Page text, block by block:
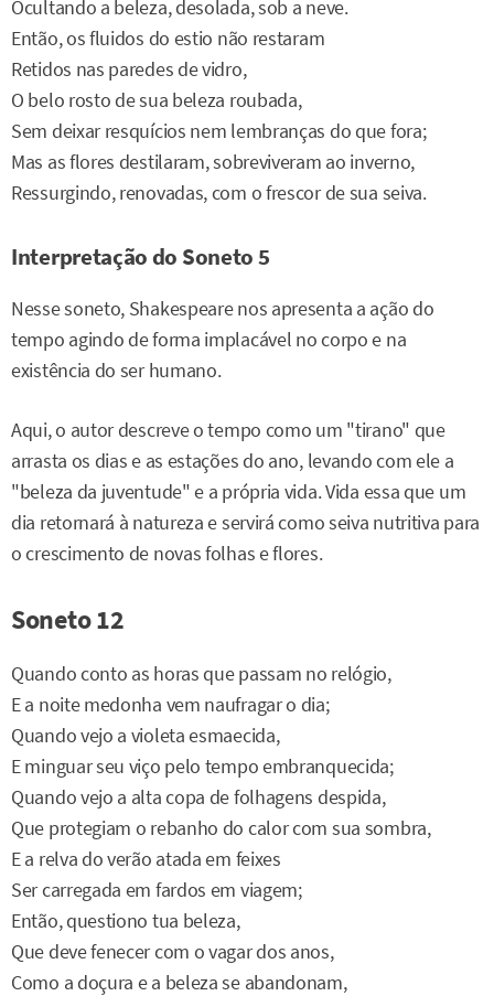
Ocultando a beleza, desolada, sob a neve.
Então, os fluidos do estio não restaram
Retidos nas paredes de vidro,
O belo rosto de sua beleza roubada,
Sem deixar resquícios nem lembranças do que fora;
Mas as flores destilaram, sobreviveram ao inverno,
Ressurgindo, renovadas, com o frescor de sua seiva.
Interpretação do Soneto 5
Nesse soneto, Shakespeare nos apresenta a ação do
tempo agindo de forma implacável no corpo e na
existência do ser humano.
Aqui, o autor descreve o tempo como um "tirano" que
arrasta os dias e as estações do ano, levando com ele a
"beleza da juventude" e a própria vida. Vida essa que um
dia retornará à natureza e servirá como seiva nutritiva para
o crescimento de novas folhas e flores.
Soneto 12
Quando conto as horas que passam no relógio,
E a noite medonha vem naufragar o dia;
Quando vejo a violeta esmaecida,
E minguar seu viço pelo tempo embranquecida;
Quando vejo a alta copa de folhagens despida,
Que protegiam o rebanho do calor com sua sombra,
E a relva do verão atada em feixes
Ser carregada em fardos em viagem;
Então, questiono tua beleza,
Que deve fenecer com o vagar dos anos,
Como a doçura e a beleza se abandonam,